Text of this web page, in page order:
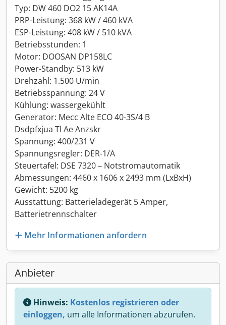
Typ: DW 460 DO2 15 AK14A
PRP-Leistung: 368 kW / 460 kVA
ESP-Leistung: 408 kW / 510 kVA
Betriebsstunden: 1
Motor: DOOSAN DP158LC
Power-Standby: 513 kW
Drehzahl: 1.500 U/min
Betriebsspannung: 24 V
Kühlung: wassergekühlt
Generator: Mecc Alte ECO 40-3S/4 B
Dsdpfxjua Tl Ae Anzskr
Spannung: 400/231 V
Spannungsregler: DER-1/A
Steuertafel: DSE 7320 – Notstromautomatik
Abmessungen: 4460 x 1606 x 2493 mm (LxBxH)
Gewicht: 5200 kg
Ausstattung: Batterieladegerät 5 Amper,
Batterietrennschalter
Mehr Informationen anfordern
Anbieter
Hinweis: Kostenlos registrieren oder
einloggen, um alle Informationen abzurufen.